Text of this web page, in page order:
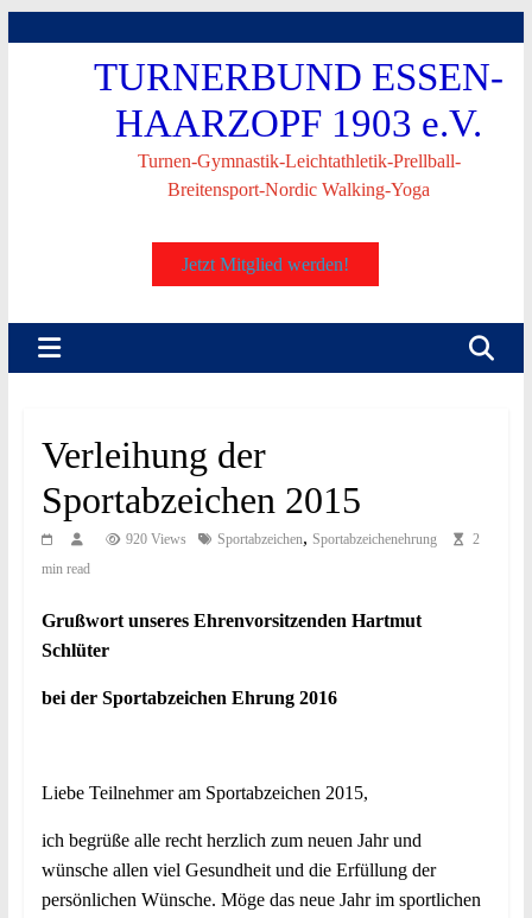
TURNERBUND ESSEN-
HAARZOPF 1903 e.V.
Turnen-Gymnastik-Leichtathletik-Prellball-
Breitensport-Nordic Walking-Yoga
Jetzt Mitglied werden!
Verleihung der
Sportabzeichen 2015
920 Views Sportabzeichen, Sportabzeichenehrung
2
min read
Grußwort unseres Ehrenvorsitzenden Hartmut
Schlüter
bei der Sportabzeichen Ehrung 2016
Liebe Teilnehmer am Sportabzeichen 2015,
ich begrüße alle recht herzlich zum neuen Jahr und
wünsche allen viel Gesundheit und die Erfüllung der
persönlichen Wünsche. Möge das neue Jahr im sportlichen